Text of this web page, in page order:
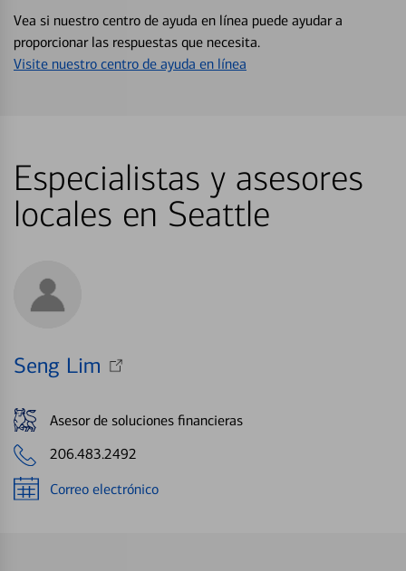
Vea si nuestro centro de ayuda en línea puede ayudar a
proporcionar las respuestas que necesita.
Visite nuestro centro de ayuda en línea
Especialistas y asesores
locales en Seattle
Seng Lim
Asesor de soluciones financieras
206.483.2492
Correo electrónico